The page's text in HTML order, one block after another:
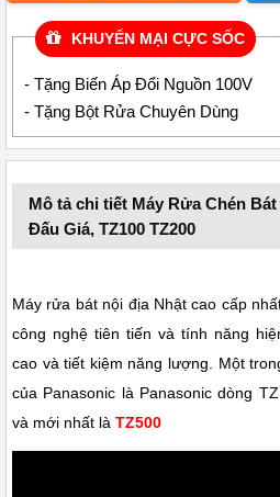
KHUYẾN MẠI CỰC SỐC
- Tặng Biến Áp Đổi Nguồn 100V
- Tặng Bột Rửa Chuyên Dùng
Mô tả chi tiết Máy Rửa Chén
Đấu Giá, TZ100 TZ200
Máy rửa bát nội địa Nhật cao cấp
công nghệ tiên tiến và tính năng
cao và tiết kiệm năng lượng. Một
của Panasonic là Panasonic dòng
và mới nhất là TZ500